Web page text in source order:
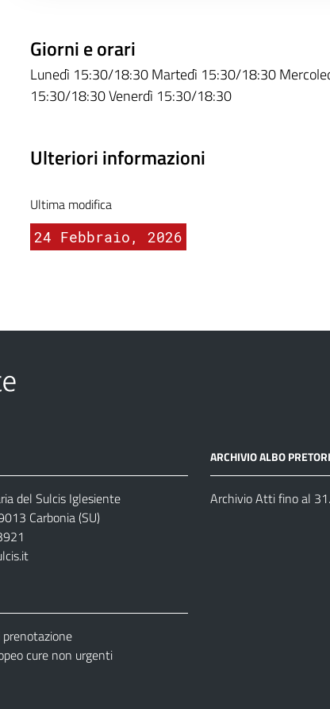
Giorni e orari
Lunedì 15:30/18:30 Martedì 15:30/18:30
15:30/18:30 Venerdì 15:30/18:30
Ulteriori informazioni
Ultima modifica
24 Febbraio, 2026
del Sulcis Iglesiente
Carbonia (SU)
cure non urgenti
ARCHIVIO ALBO
Archivio Atti fino al